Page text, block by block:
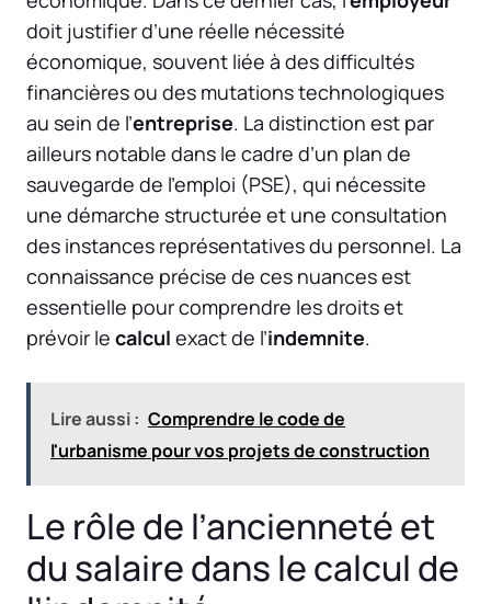
doit justifier d’une réelle nécessité
économique, souvent liée à des difficultés
financières ou des mutations technologiques
au sein de l’entreprise. La distinction est par
ailleurs notable dans le cadre d’un plan de
sauvegarde de l’emploi (PSE), qui nécessite
une démarche structurée et une consultation
des instances représentatives du personnel. La
connaissance précise de ces nuances est
essentielle pour comprendre les droits et
prévoir le calcul exact de l’indemnite.
Lire aussi : Comprendre le code de
l'urbanisme pour vos projets de construction
Le rôle de l’ancienneté et
du salaire dans le calcul de